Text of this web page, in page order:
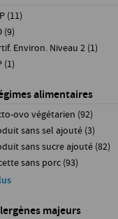
de Lion
(4
qui Rit
(2)
Fripons
(
Bonbel
Louis
d'Affinois
Breton
& Croq
Salut (1)
(11)
(9)
Environ. Niveau 2 (1)
(1)
alimentaires
ovo végétarien (92)
sans sel ajouté (3)
sans sucre ajouté (82)
sans porc (93)
majeurs